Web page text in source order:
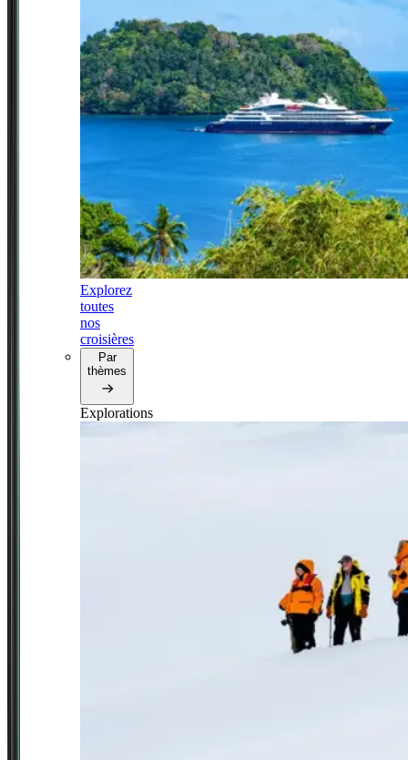
Explorez
toutes
nos
croisières
Par
thèmes
Explorations